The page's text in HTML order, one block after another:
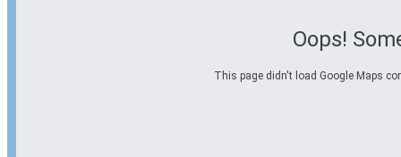
Oops!
This page didn't load Google Maps